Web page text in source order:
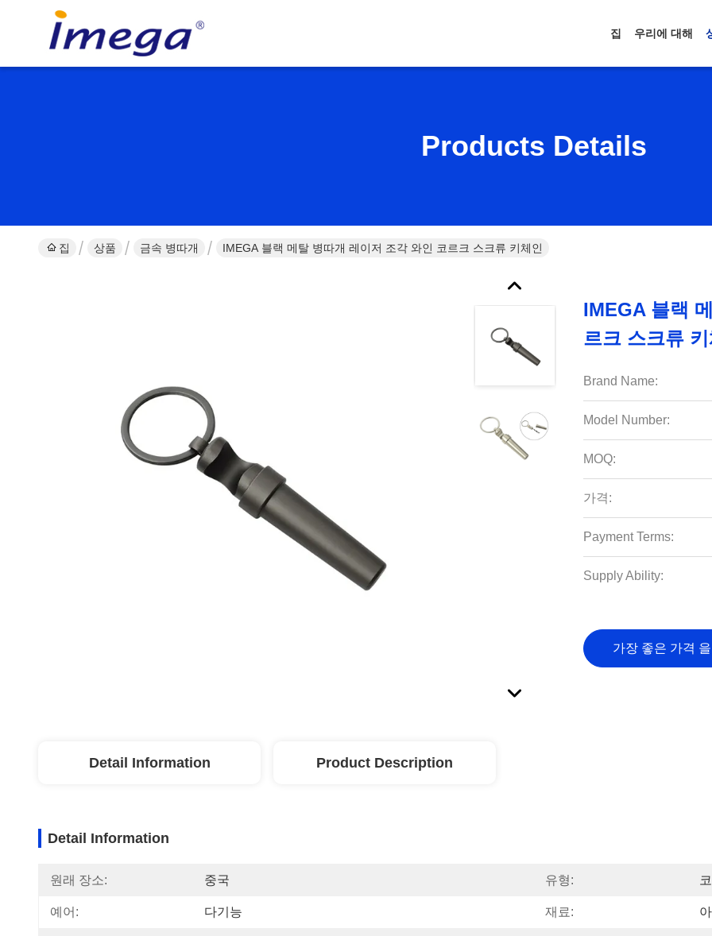
집 우리에 대해
Products Details
집 상품 금속 병따개 IMEGA 블랙 메탈 병따개 레이저 조각 와인 코르크 스크류 키체인
IMEGA 블랙
르크 스크류
Brand Name:
Model Number:
MOQ:
가격:
Payment Terms:
Supply Ability:
가장 좋은 가격
Detail Information Product Description
Detail Information
원래 장소: 중국 유형:
예어: 다기능 재료: